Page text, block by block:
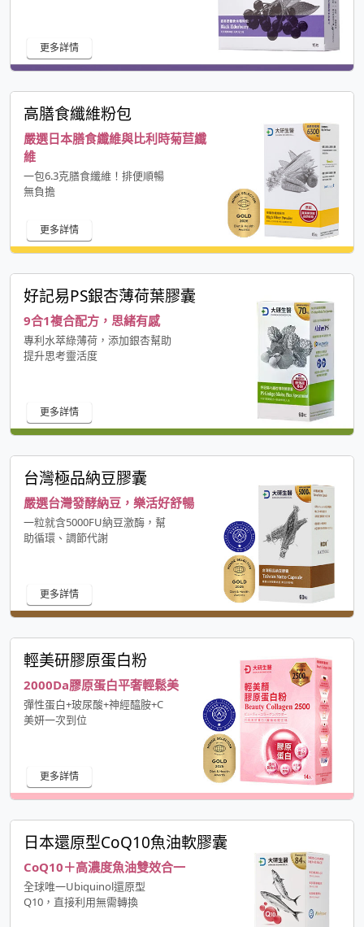
更多詳情
高膳食纖維粉包
嚴選日本膳食纖維與比利時菊苣纖
維
一包6.3克膳食纖維！排便順暢
無負擔
更多詳情
好記易PS銀杏薄荷葉膠囊
9合1複合配方，思緒有感
專利水萃綠薄荷，添加銀杏幫助
提升思考靈活度
更多詳情
台灣極品納豆膠囊
嚴選台灣發酵納豆，樂活好舒暢
一粒就含5000FU納豆激酶，幫
助循環、調節代謝
更多詳情
輕美研膠原蛋白粉
2000Da膠原蛋白平奢輕鬆美
彈性蛋白+玻尿酸+神經醯胺+C
美妍一次到位
更多詳情
日本還原型CoQ10魚油軟膠囊
CoQ10＋高濃度魚油雙效合一
全球唯一Ubiquinol還原型
Q10，直接利用無需轉換